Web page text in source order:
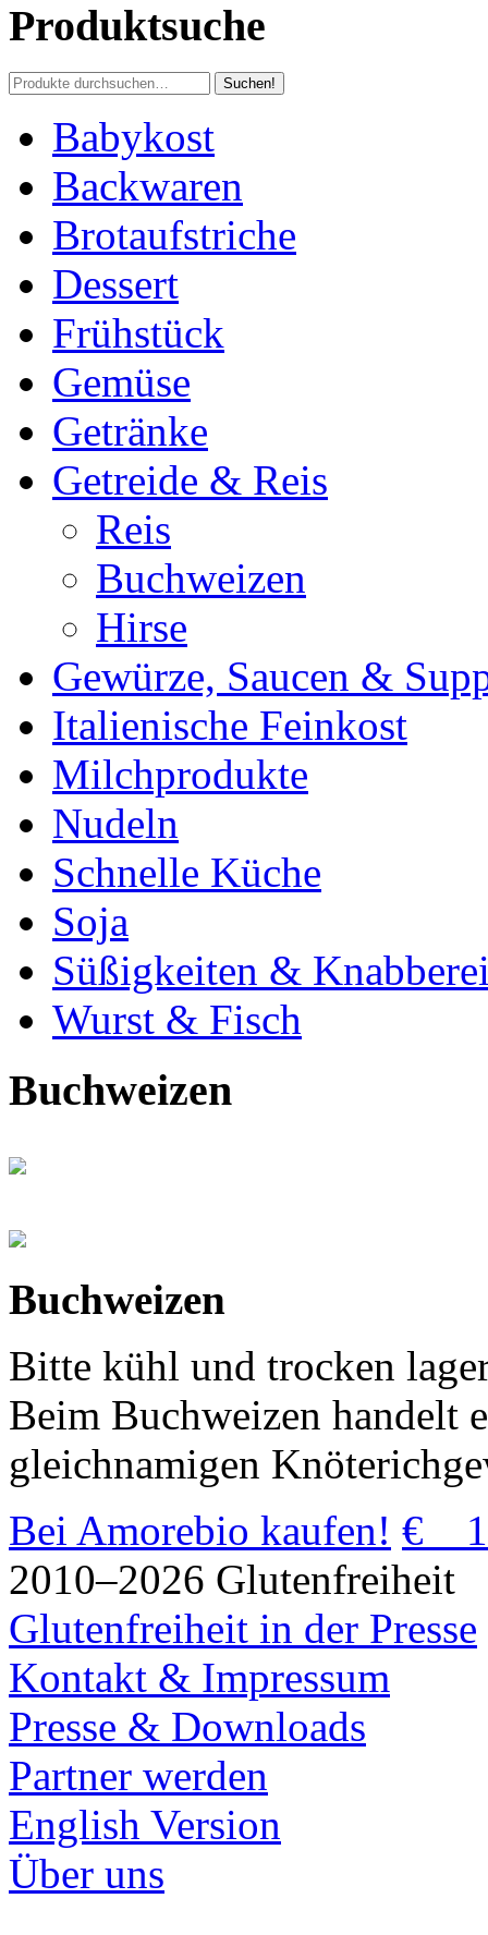
Produktsuche
Babykost
Backwaren
Brotaufstriche
Dessert
Frühstück
Gemüse
Getränke
Getreide & Reis
Reis
Buchweizen
Hirse
Gewürze, Saucen &
Italienische Feinkost
Milchprodukte
Nudeln
Schnelle Küche
Soja
Süßigkeiten &
Wurst & Fisch
Buchweizen
Buchweizen
Bitte kühl und trocken
Beim Buchweizen handelt
gleichnamigen
Bei Amorebio kaufen! €
2010–2026 Glutenfreiheit
Glutenfreiheit in der Presse
Kontakt & Impressum
Presse & Downloads
Partner werden
English Version
Über uns